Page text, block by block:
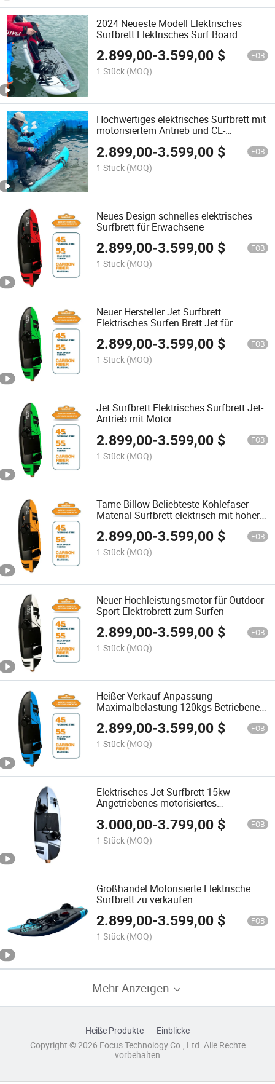
2024 Neueste Modell Elektrisches
Surfbrett Elektrisches Surf Board
2.899,00-3.599,00 $ FOB
1 Stück (MOQ)
Hochwertiges elektrisches Surfbrett mit
motorisiertem Antrieb und CE-
2.899,00-3.599,00 $ FOB
1 Stück (MOQ)
Neues Design schnelles elektrisches
Surfbrett für Erwachsene
2.899,00-3.599,00 $ FOB
1 Stück (MOQ)
Neuer Hersteller Jet Surfbrett
Elektrisches Surfen Brett Jet für
2.899,00-3.599,00 $ FOB
1 Stück (MOQ)
Jet Surfbrett Elektrisches Surfbrett Jet-
Antrieb mit Motor
2.899,00-3.599,00 $ FOB
1 Stück (MOQ)
Tame Billow Beliebteste Kohlefaser-
Material Surfbrett elektrisch mit hoher
2.899,00-3.599,00 $ FOB
1 Stück (MOQ)
Neuer Hochleistungsmotor für Outdoor-
Sport-Elektrobrett zum Surfen
2.899,00-3.599,00 $ FOB
1 Stück (MOQ)
Heißer Verkauf Anpassung
Maximalbelastung 120kgs Betriebenes
elektrisches Surfbrett Jet-Surfbrett
2.899,00-3.599,00 $ FOB
1 Stück (MOQ)
Elektrisches Jet-Surfbrett 15kw
Angetriebenes motorisiertes
3.000,00-3.799,00 $ FOB
1 Stück (MOQ)
Großhandel Motorisierte Elektrische
Surfbrett zu verkaufen
2.899,00-3.599,00 $ FOB
1 Stück (MOQ)
Mehr Anzeigen
Heiße Produkte
Einblicke
Copyright © 2026 Focus Technology Co., Ltd. Alle Rechte
vorbehalten